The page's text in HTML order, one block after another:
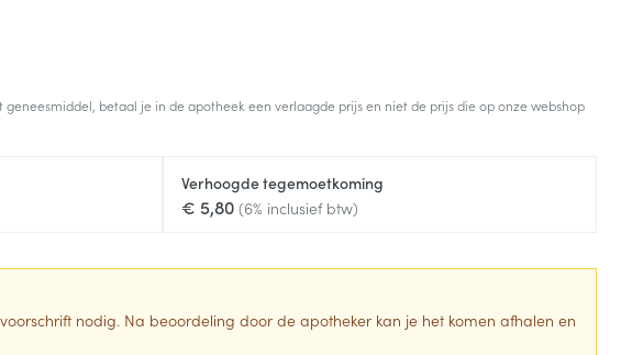
betaal je in de apotheek een verlaagde prijs en niet de prijs die op onze webshop
Verhoogde tegemoetkoming
€ 5,80 (6% inclusief btw)
nodig. Na beoordeling door de apotheker kan je het komen afhalen en